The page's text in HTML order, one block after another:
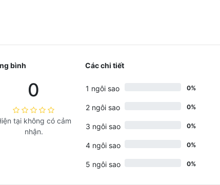
bình
0
tại không có cảm
nhận.
Các chi tiết
1 ngôi sao 0%
2 ngôi sao 0%
3 ngôi sao 0%
4 ngôi sao 0%
5 ngôi sao 0%